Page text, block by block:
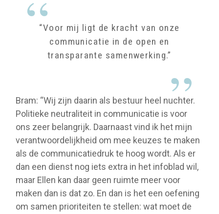
“Voor mij ligt de kracht van onze
communicatie in de open en
transparante samenwerking.”
Bram: “Wij zijn daarin als bestuur heel nuchter.
Politieke neutraliteit in communicatie is voor
ons zeer belangrijk. Daarnaast vind ik het mijn
verantwoordelijkheid om mee keuzes te maken
als de communicatiedruk te hoog wordt. Als er
dan een dienst nog iets extra in het infoblad wil,
maar Ellen kan daar geen ruimte meer voor
maken dan is dat zo. En dan is het een oefening
om samen prioriteiten te stellen: wat moet de